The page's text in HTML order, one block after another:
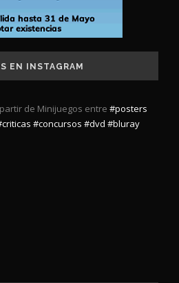
EN INSTAGRAM
de Minijuegos entre #posters
#concursos #dvd #bluray